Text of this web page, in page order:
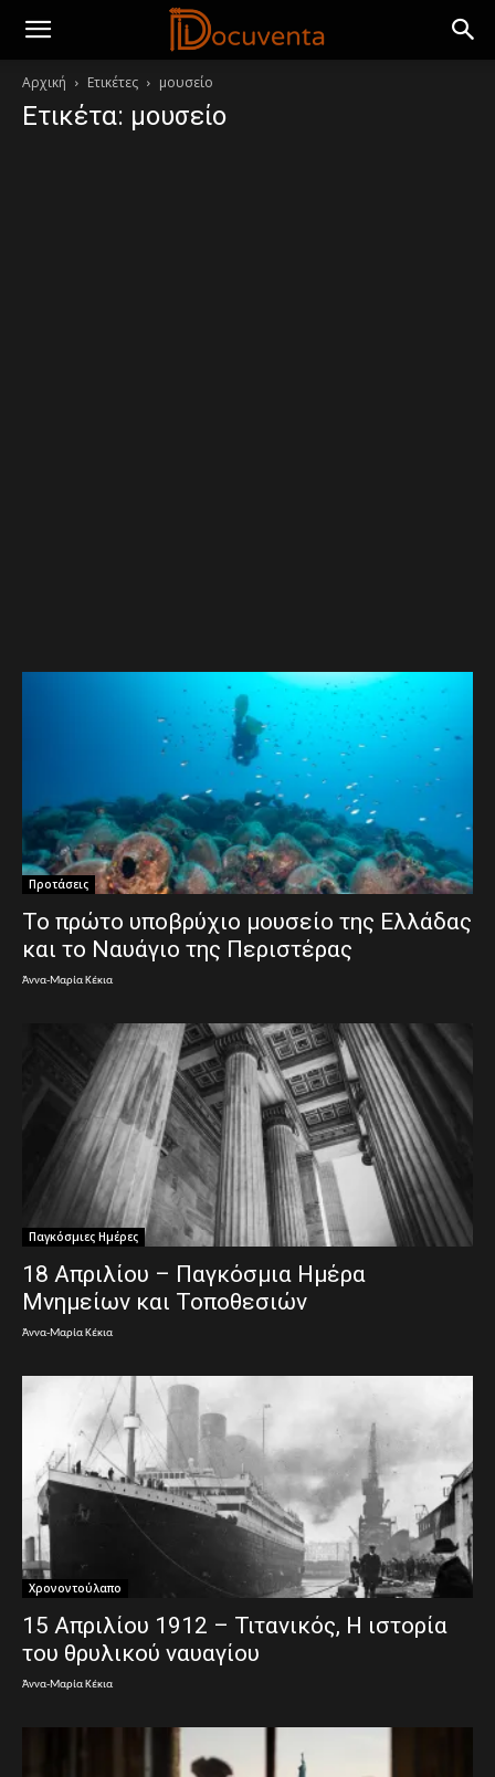
Αρχική Ετικέτες μουσείο
Ετικέτα: μουσείο
Προτάσεις
Το πρώτο υποβρύχιο μουσείο της Ελλάδας
και το Ναυάγιο της Περιστέρας
Άννα-Μαρία Κέκια
Παγκόσμιες Ημέρες
18 Απριλίου – Παγκόσμια Ημέρα
Μνημείων και Τοποθεσιών
Άννα-Μαρία Κέκια
Χρονοντούλαπο
15 Απριλίου 1912 – Τιτανικός, Η ιστορία
του θρυλικού ναυαγίου
Άννα-Μαρία Κέκια